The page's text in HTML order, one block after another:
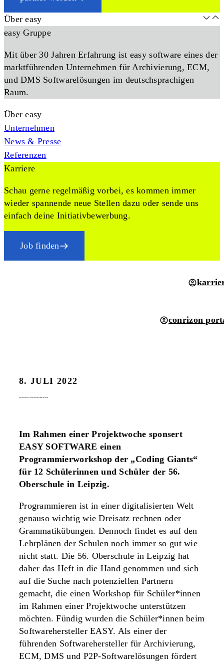
Über easy
easy Gruppe
Mit über 30 Jahren Erfahrung ist easy software eines der
marktführenden Unternehmen für Archivierung, ECM,
und DMS Softwarelösungen im deutschsprachigen
Raum.
Über easy
Unternehmen
News & Presse
Referenzen
Karriere
Schau gerne regelmäßig vorbei, es kommen immer
wieder spannende neue Stellen dazu oder sende uns
einfach deine Initiativbewerbung.
Job finden
conrizon
8. JULI 2022
Im Rahmen einer Projektwoche sponsert
EASY SOFTWARE einen
Programmierworkshop der „Coding Giants“
für 12 Schülerinnen und Schüler der 56.
Oberschule in Leipzig.
Programmieren ist in einer digitalisierten Welt
genauso wichtig wie Dreisatz rechnen oder
Grammatikübungen. Dennoch findet es auf den
Lehrplänen der Schulen noch immer so gut wie
nicht statt. Die 56. Oberschule in Leipzig hat
daher das Heft in die Hand genommen und sich
auf die Suche nach potenziellen Partnern
gemacht, die einen Workshop für Schüler*innen
im Rahmen einer Projektwoche unterstützen
möchten. Fündig wurden die Schüler*innen beim
Softwarehersteller EASY. Als einer der
führenden Softwarehersteller für Archivierung,
ECM, DMS und P2P-Softwarelösungen fördert